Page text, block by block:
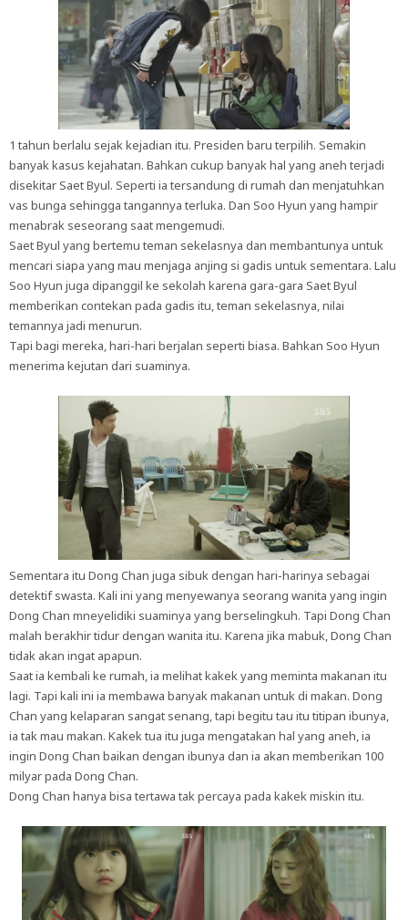
1 tahun berlalu sejak kejadian itu. Presiden baru terpilih. Semakin
banyak kasus kejahatan. Bahkan cukup banyak hal yang aneh terjadi
disekitar Saet Byul. Seperti ia tersandung di rumah dan menjatuhkan
vas bunga sehingga tangannya terluka. Dan Soo Hyun yang hampir
menabrak seseorang saat mengemudi.
Saet Byul yang bertemu teman sekelasnya dan membantunya untuk
mencari siapa yang mau menjaga anjing si gadis untuk sementara. Lalu
Soo Hyun juga dipanggil ke sekolah karena gara-gara Saet Byul
memberikan contekan pada gadis itu, teman sekelasnya, nilai
temannya jadi menurun.
Tapi bagi mereka, hari-hari berjalan seperti biasa. Bahkan Soo Hyun
menerima kejutan dari suaminya.
Sementara itu Dong Chan juga sibuk dengan hari-harinya sebagai
detektif swasta. Kali ini yang menyewanya seorang wanita yang ingin
Dong Chan mneyelidiki suaminya yang berselingkuh. Tapi Dong Chan
malah berakhir tidur dengan wanita itu. Karena jika mabuk, Dong Chan
tidak akan ingat apapun.
Saat ia kembali ke rumah, ia melihat kakek yang meminta makanan itu
lagi. Tapi kali ini ia membawa banyak makanan untuk di makan. Dong
Chan yang kelaparan sangat senang, tapi begitu tau itu titipan ibunya,
ia tak mau makan. Kakek tua itu juga mengatakan hal yang aneh, ia
ingin Dong Chan baikan dengan ibunya dan ia akan memberikan 100
milyar pada Dong Chan.
Dong Chan hanya bisa tertawa tak percaya pada kakek miskin itu.